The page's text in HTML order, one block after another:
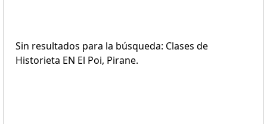
Sin resultados para la búsqueda: Clases de
Historieta EN El Poi, Pirane.